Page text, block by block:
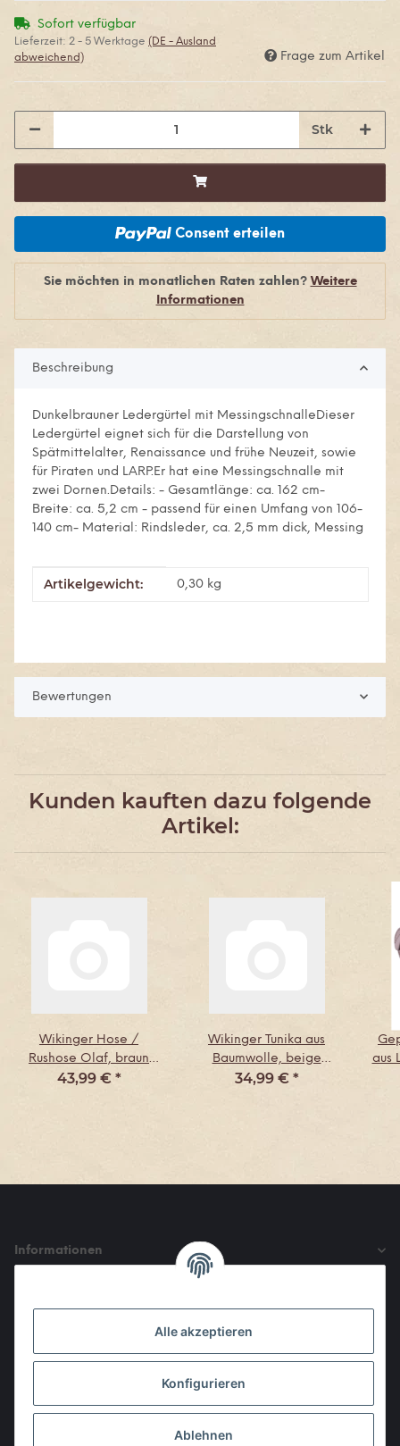
Sofort verfügbar
Lieferzeit: 2 - 5 Werktage (DE - Ausland
abweichend)
Frage zum Artikel
Stk
Consent erteilen
Sie möchten in monatlichen Raten zahlen? Weitere
Informationen
Beschreibung
Dunkelbrauner Ledergürtel mit MessingschnalleDieser
Ledergürtel eignet sich für die Darstellung von
Spätmittelalter, Renaissance und frühe Neuzeit, sowie
für Piraten und LARP.Er hat eine Messingschnalle mit
zwei Dornen.Details: - Gesamtlänge: ca. 162 cm-
Breite: ca. 5,2 cm - passend für einen Umfang von 106-
140 cm- Material: Rindsleder, ca. 2,5 mm dick, Messing
Produkteigenschaft
Wert
Artikelgewicht: 0,30 kg
Bewertungen
Kunden kauften dazu folgende
Artikel:
Wikinger Hose /
Rushose Olaf, braun
Größe S
43,99 € *
Wikinger Tunika aus
Baumwolle, beige
Größe S
34,99 € *
aus
Informationen
Alle akzeptieren
Konfigurieren
Ablehnen